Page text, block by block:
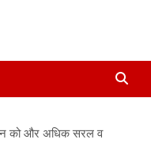
को और अधिक सरल व